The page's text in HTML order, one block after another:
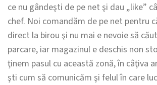
ce nu gândeşti de pe net şi dau „like”
chef. Noi comandăm de pe net pentru
direct la birou şi nu mai e nevoie să
parcare, iar magazinul e deschis non
ţinem pasul cu această zonă, în câţiva
şti cum să comunicăm şi felul în care